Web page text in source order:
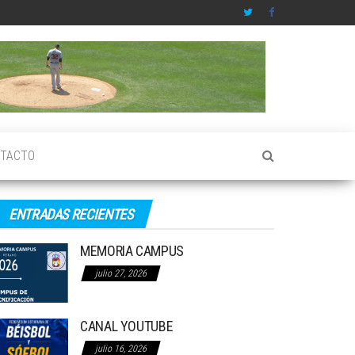
ENTRADAS RECIENTES
MEMORIA CAMPUS
julio 27, 2026
CANAL YOUTUBE
julio 16, 2026